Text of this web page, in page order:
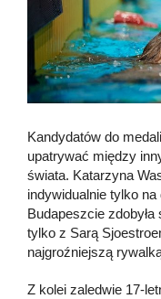
Kandydatów do
upatrywać między
świata. Katarzyna
indywidualnie tylko
Budapeszcie
tylko z Sarą
najgroźniejszą
Z kolei zaledwie 17-